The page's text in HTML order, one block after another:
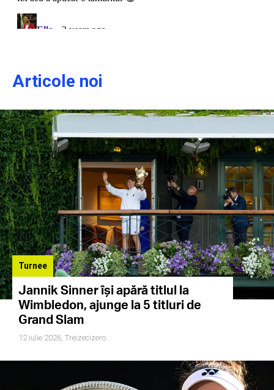
Articole noi
Turnee
Jannik Sinner își apără titlul la
Wimbledon, ajunge la 5 titluri de
Grand Slam
12 iulie 2026, Treizecizero